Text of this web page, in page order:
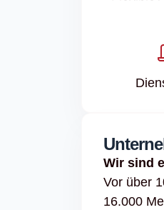
Wir sind
Vor über
16.000